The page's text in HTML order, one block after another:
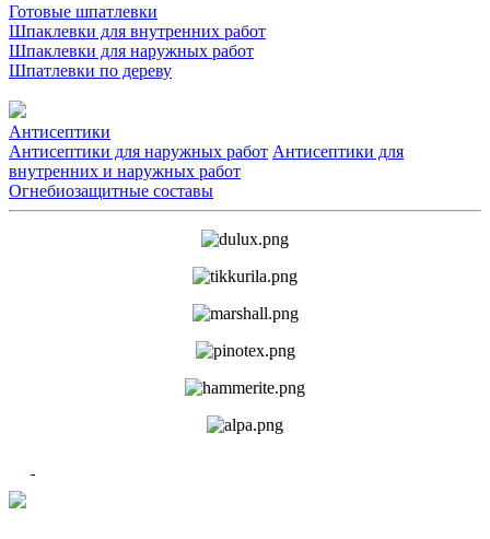
Готовые шпатлевки
Шпаклевки для внутренних работ
Шпаклевки для наружных работ
Шпатлевки по дереву
Антисептики
Антисептики для наружных работ Антисептики для
внутренних и наружных работ
Огнебиозащитные составы